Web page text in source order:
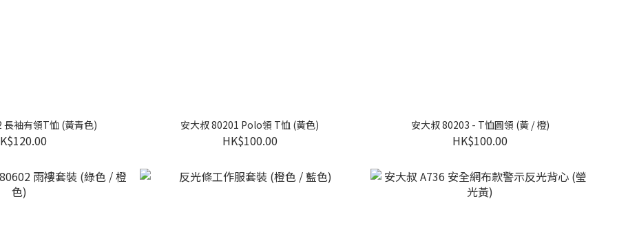
安大叔 HE802 長袖有領T恤 (黃青色) 安大叔 80201 Polo領 T恤 (黃色)
HK$100.00
安大叔 80203 - T恤圓領 (黃 / 橙)
HK$100.00